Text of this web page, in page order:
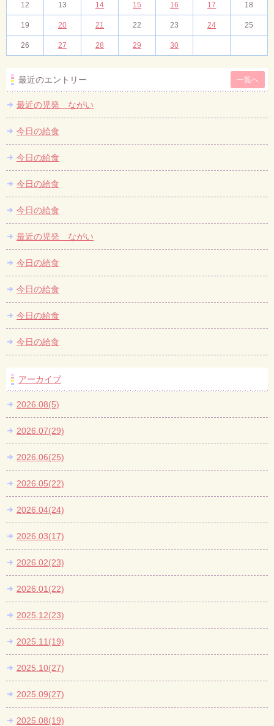
12 13 14 15 16 17 18
19 20 21 22 23 24 25
26 27 28 29 30
最近のエントリー 一覧へ
最近の児発 ながい
今日の給食
今日の給食
今日の給食
今日の給食
最近の児発 ながい
今日の給食
今日の給食
今日の給食
今日の給食
アーカイブ
2026.08(5)
2026.07(29)
2026.06(25)
2026.05(22)
2026.04(24)
2026.03(17)
2026.02(23)
2026.01(22)
2025.12(23)
2025.11(19)
2025.10(27)
2025.09(27)
2025.08(19)